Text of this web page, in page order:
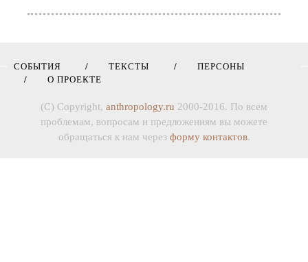
СОБЫТИЯ ТЕКСТЫ
ПЕРСОНЫ
О ПРОЕКТЕ
(C) Copyright, anthropology.ru 2000-2016. По всем
проблемам, вопросам и предложениям вы можете
обращаться к нам через форму контактов.